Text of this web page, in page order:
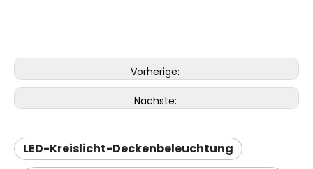
Vorherige:
Nächste:
LED-Kreislicht-Deckenbeleuchtung